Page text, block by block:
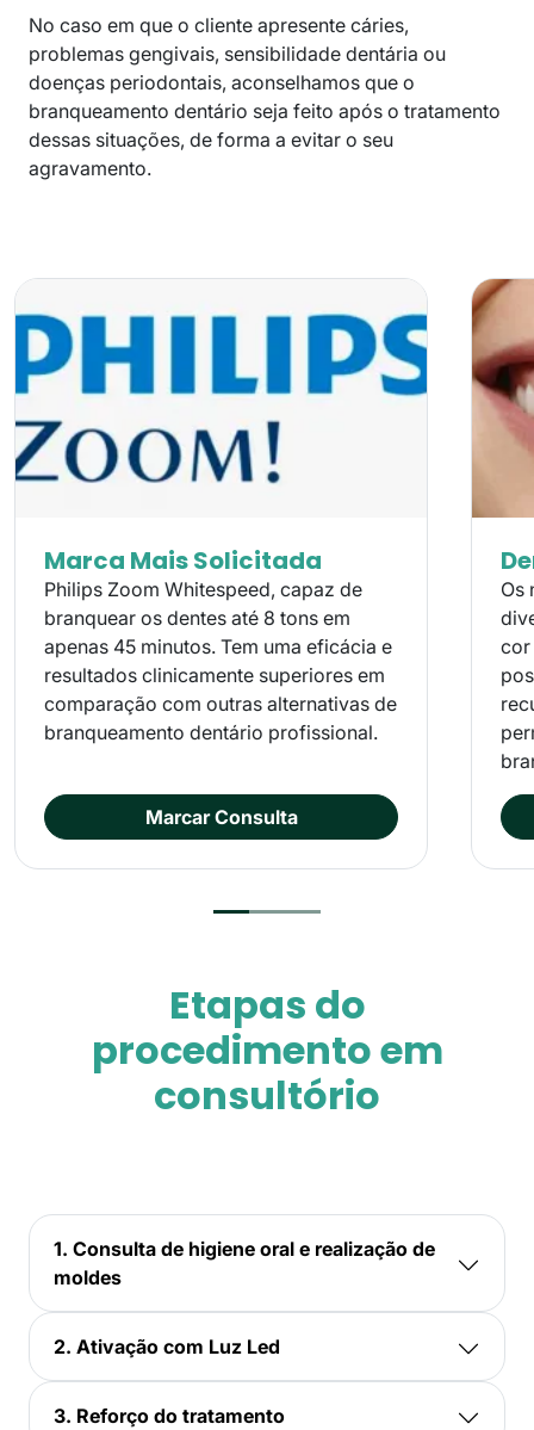
No caso em que o cliente apresente cáries,
problemas gengivais, sensibilidade dentária ou
doenças periodontais, aconselhamos que o
branqueamento dentário seja feito após o tratamento
dessas situações, de forma a evitar o seu
agravamento.
Marca Mais Solicitada
Philips Zoom Whitespeed, capaz de
branquear os dentes até 8 tons em
apenas 45 minutos. Tem uma eficácia e
resultados clinicamente superiores em
comparação com outras alternativas de
branqueamento dentário profissional.
Marcar Consulta
Os
cor
Etapas do
procedimento em
consultório
1. Consulta de higiene oral e realização de
moldes
2. Ativação com Luz Led
3. Reforço do tratamento